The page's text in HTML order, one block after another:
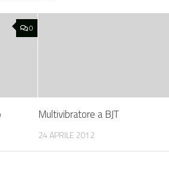
0
Multivibratore a BJT
24 APRILE 2012